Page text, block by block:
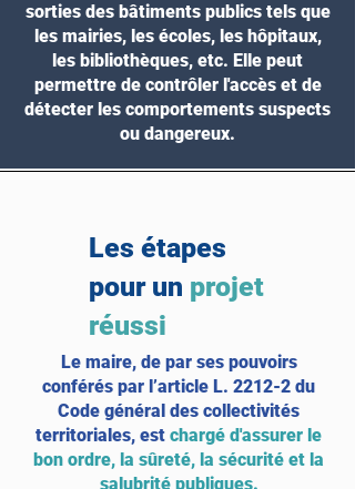
sorties des bâtiments publics tels que
les mairies, les écoles, les hôpitaux,
les bibliothèques, etc. Elle peut
permettre de contrôler l'accès et de
détecter les comportements suspects
ou dangereux.
Les étapes
pour un projet
réussi
Le maire, de par ses pouvoirs
conférés par l’article L. 2212-2 du
Code général des collectivités
territoriales, est chargé d'assurer le
bon ordre, la sûreté, la sécurité et la
salubrité publiques.